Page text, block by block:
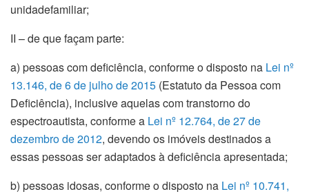
unidadefamiliar;
II –dequefaçamparte:
a) pessoascomdeficiência, conformeodisposto na Lei nº
13.146, de 6 de julhode 2015 (Estatutoda Pessoa com
Deficiência), inclusiveaquelascomtranstornodo
espectroautista, conformea Lei nº 12.764, de 27 de
dezembrode 2012, devendoos imóveisdestinadosa
essaspessoasseradaptadosàdeficiênciaapresentada;
b) pessoas idosas, conformeodisposto na Lei nº 10.741,